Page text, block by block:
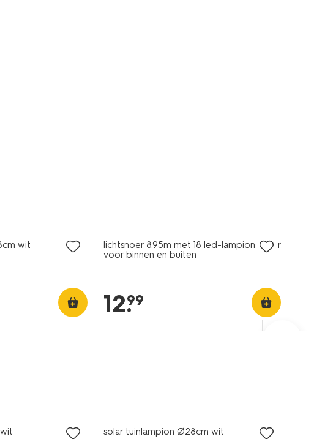
wit
lichtsnoer 8.95m met 18 led-lampions kleur
voor binnen en buiten
12.
99
solar tuinlampion Ø28cm wit